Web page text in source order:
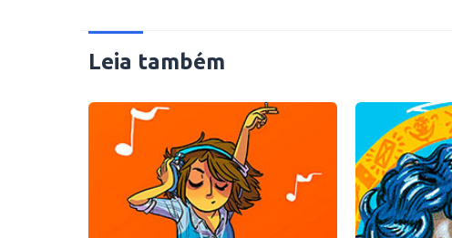
Leia também